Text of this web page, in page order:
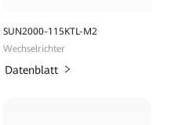
SUN2000-115KTL-M2
Wechselrichter
Datenblatt